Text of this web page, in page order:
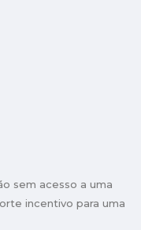
sem acesso a uma
incentivo para uma